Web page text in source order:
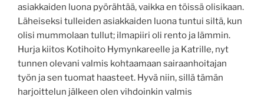
asiakkaiden luona pyörähtää, vaikka en töissä olisikaan.
Läheiseksi tulleiden asiakkaiden luona tuntui siltä, kun
olisi mummolaan tullut; ilmapiiri oli rento ja lämmin.
Hurja kiitos Kotihoito Hymynkareelle ja Katrille, nyt
tunnen olevani valmis kohtaamaan sairaanhoitajan
työn ja sen tuomat haasteet. Hyvä niin, sillä tämän
harjoittelun jälkeen olen vihdoinkin valmis